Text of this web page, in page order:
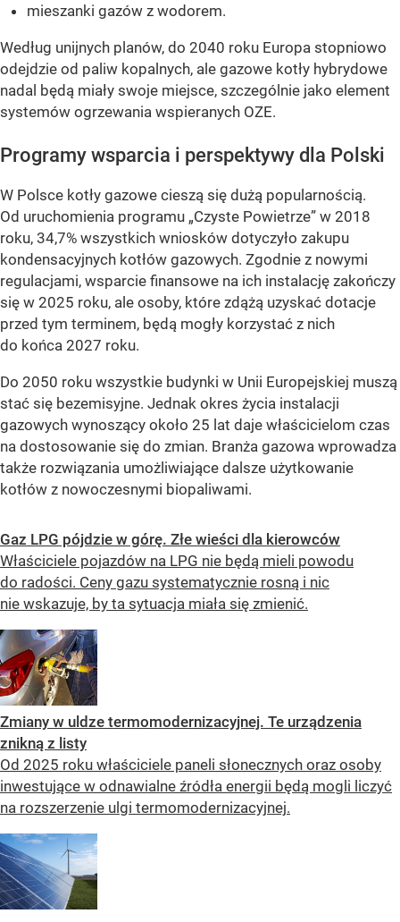
mieszanki gazów z wodorem.
Według unijnych planów, do 2040 roku Europa stopniowo
odejdzie od paliw kopalnych, ale gazowe kotły hybrydowe
nadal będą miały swoje miejsce, szczególnie jako element
systemów ogrzewania wspieranych OZE.
Programy wsparcia i perspektywy dla Polski
W Polsce kotły gazowe cieszą się dużą popularnością.
Od uruchomienia programu „Czyste Powietrze” w 2018
roku, 34,7% wszystkich wniosków dotyczyło zakupu
kondensacyjnych kotłów gazowych. Zgodnie z nowymi
regulacjami, wsparcie finansowe na ich instalację zakończy
się w 2025 roku, ale osoby, które zdążą uzyskać dotacje
przed tym terminem, będą mogły korzystać z nich
do końca 2027 roku.
Do 2050 roku wszystkie budynki w Unii Europejskiej muszą
stać się bezemisyjne. Jednak okres życia instalacji
gazowych wynoszący około 25 lat daje właścicielom czas
na dostosowanie się do zmian. Branża gazowa wprowadza
także rozwiązania umożliwiające dalsze użytkowanie
kotłów z nowoczesnymi biopaliwami.
Gaz LPG pójdzie w górę. Złe wieści dla kierowców
Właściciele pojazdów na LPG nie będą mieli powodu
do radości. Ceny gazu systematycznie rosną i nic
nie wskazuje, by ta sytuacja miała się zmienić.
Zmiany w uldze termomodernizacyjnej. Te urządzenia
znikną z listy
Od 2025 roku właściciele paneli słonecznych oraz osoby
inwestujące w odnawialne źródła energii będą mogli liczyć
na rozszerzenie ulgi termomodernizacyjnej.